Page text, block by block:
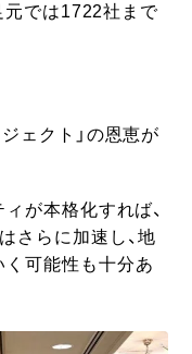
元では1722社まで
ェクト」の恩恵が
が本格化すれば、
さらに加速し、地
可能性も十分あ